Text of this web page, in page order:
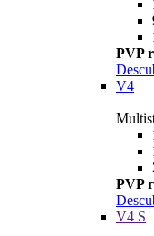
PVP
V4
PVP
V4 S